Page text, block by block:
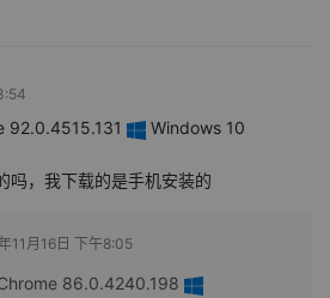
92.0.4515.131
Windows 10
吗，我下载的是手机安装的
11月16日 下午8:05
86.0.4240.198